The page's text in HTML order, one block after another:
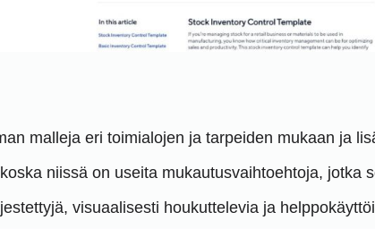
malleja eri toimialojen ja tarpeiden mukaan ja
niissä on useita mukautusvaihtoehtoja, jotka
visuaalisesti houkuttelevia ja